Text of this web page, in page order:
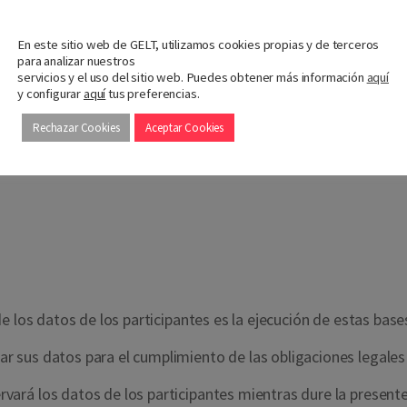
los ganadores).
del producto promocionado.
de la publicación de su condición de ganador o en
los datos de los participantes es la ejecución de estas
sus datos para el cumplimiento de las obligaciones
los datos de los participantes mientras dure la
En este sitio web de GELT, utilizamos cookies propias y de terceros
para analizar nuestros
servicios y el uso del sitio web. Puedes obtener más información aquí
y configuraraquítus preferencias.
Rechazar Cookies Aceptar Cookies